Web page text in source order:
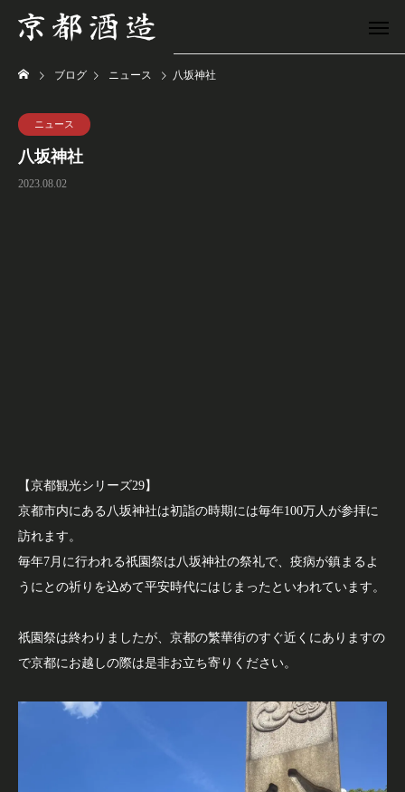
ブログ ニュース 八坂神社
ニュース
八坂神社
2023.08.02
【京都観光シリーズ29】
京都市内にある八坂神社は初詣の時期には毎年100万人が参拝に
訪れます。
毎年7月に行われる祇園祭は八坂神社の祭礼で、疫病が鎮まるよ
うにとの祈りを込めて平安時代にはじまったといわれています。
祇園祭は終わりましたが、京都の繁華街のすぐ近くにありますの
で京都にお越しの際は是非お立ち寄りください。